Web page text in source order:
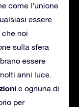
come l’unione
essere
che noi
sulla sfera
essere
anni luce.
e ognuna di
per